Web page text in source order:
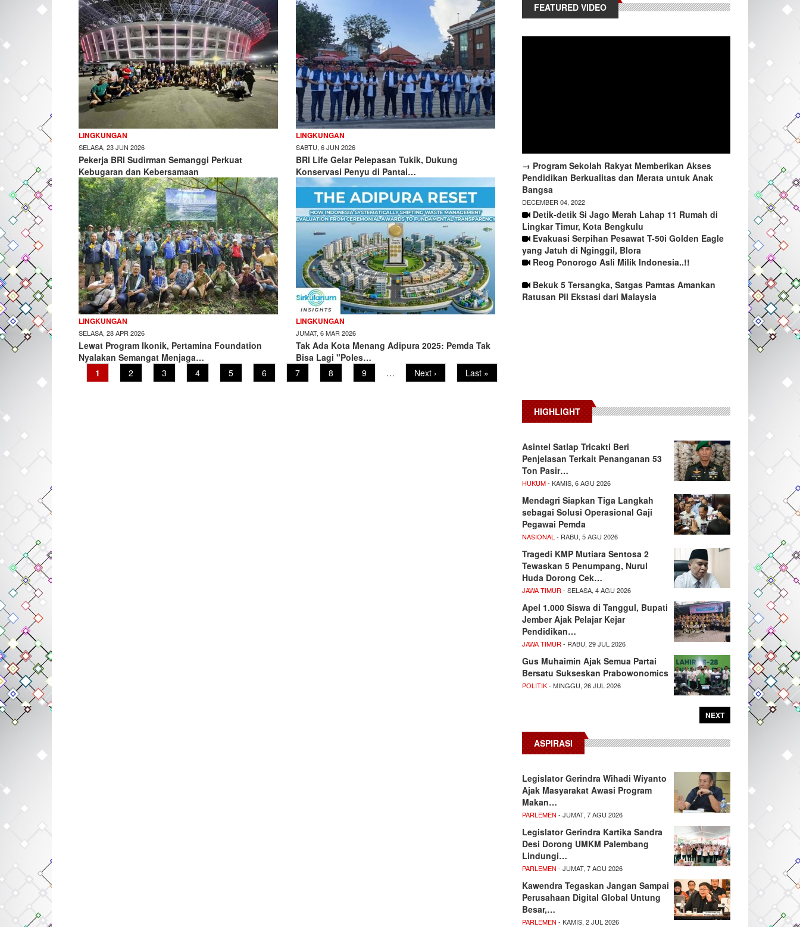
LINGKUNGAN
SELASA, 23 JUN 2026
Pekerja BRI Sudirman Semanggi Perkuat
Kebugaran dan Kebersamaan
LINGKUNGAN
SABTU, 6 JUN 2026
BRI Life Gelar Pelepasan Tukik, Dukung
Konservasi Penyu di Pantai…
LINGKUNGAN
SELASA, 28 APR 2026
Lewat Program Ikonik, Pertamina Foundation
Nyalakan Semangat Menjaga…
LINGKUNGAN
JUMAT, 6 MAR 2026
Tak Ada Kota Menang Adipura 2025: Pemda Tak
Bisa Lagi "Poles…
Current
page
1 Page
2 Page
3 Page
4 Page
5 Page
6 Page
7 Page
8 Page
9 …
Next
page
Next ›
Last
page
Last »
FEATURED VIDEO
→ Program Sekolah Rakyat Memberikan Akses
Pendidikan Berkualitas dan Merata untuk Anak
Bangsa
DECEMBER 04, 2022
Detik-detik Si Jago Merah Lahap 11 Rumah di
Lingkar Timur, Kota Bengkulu
Evakuasi Serpihan Pesawat T-50i Golden Eagle
yang Jatuh di Nginggil, Blora
Reog Ponorogo Asli Milik Indonesia..!!
Bekuk 5 Tersangka, Satgas Pamtas Amankan
Ratusan Pil Ekstasi dari Malaysia
HIGHLIGHT
Asintel Satlap Tricakti Beri
Penjelasan Terkait Penanganan 53
Ton Pasir…
HUKUM- KAMIS, 6 AGU 2026
Mendagri Siapkan Tiga Langkah
sebagai Solusi Operasional Gaji
Pegawai Pemda
NASIONAL - RABU, 5 AGU 2026
Tragedi KMP Mutiara Sentosa 2
Tewaskan 5 Penumpang, Nurul
Huda Dorong Cek…
JAWA TIMUR - SELASA, 4 AGU 2026
Apel 1.000 Siswa di Tanggul, Bupati
Jember Ajak Pelajar Kejar
Pendidikan…
JAWA TIMUR - RABU, 29 JUL 2026
Gus Muhaimin Ajak Semua Partai
Bersatu Sukseskan Prabowonomics
POLITIK- MINGGU, 26 JUL 2026
NEXT
ASPIRASI
Legislator Gerindra Wihadi Wiyanto
Ajak Masyarakat Awasi Program
Makan…
PARLEMEN - JUMAT, 7 AGU 2026
Legislator Gerindra Kartika Sandra
Desi Dorong UMKM Palembang
Lindungi…
PARLEMEN - JUMAT, 7 AGU 2026
Kawendra Tegaskan Jangan Sampai
Perusahaan Digital Global Untung
Besar,…
PARLEMEN - KAMIS, 2 JUL 2026